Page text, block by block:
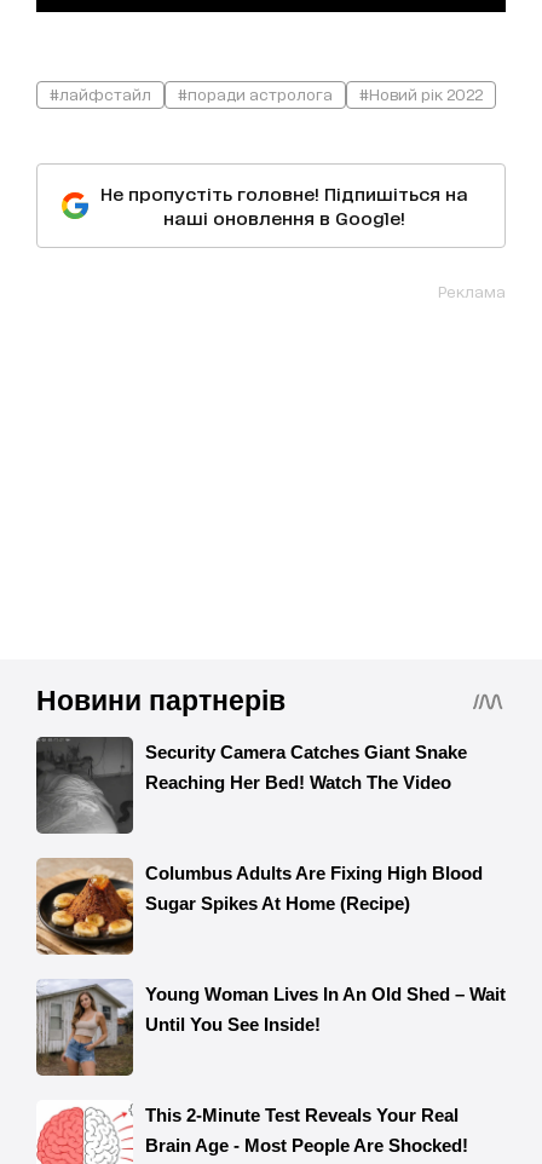
#лайфстайл #поради астролога #Новий рік 2022
Не пропустіть головне! Підпишіться на
наші оновлення в Google!
Реклама